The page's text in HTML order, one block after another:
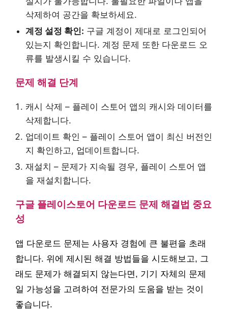
삭제하여 공간을 확보하세요.
계정 설정 확인: 구글 계정이 제대로 로그인되어
있는지 확인합니다. 계정 문제 또한 다운로드 오
류를 발생시킬 수 있습니다.
문제 해결 단계
캐시 삭제 – 플레이 스토어 앱의 캐시와 데이터를
삭제합니다.
업데이트 확인 – 플레이 스토어 앱이 최신 버전인
지 확인하고, 업데이트합니다.
재설치 – 문제가 지속될 경우, 플레이 스토어 앱
을 재설치합니다.
구글 플레이스토어 다운로드 문제 해결법 중요
성
앱 다운로드 문제는 사용자 경험에 큰 불편을 초래
합니다. 위에 제시된 해결 방법들을 시도해보고, 그
래도 문제가 해결되지 않는다면, 기기 자체의 문제
일 가능성을 고려하여 전문가의 도움을 받는 것이
좋습니다.